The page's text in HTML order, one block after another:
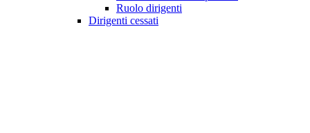
Ruolo dirigenti
Dirigenti cessati